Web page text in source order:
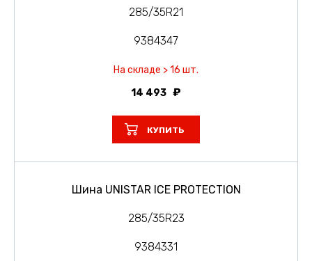
285/35R21
9384347
На складе > 16 шт.
14 493
КУПИТЬ
Шина UNISTAR ICE PROTECTION
285/35R23
9384331